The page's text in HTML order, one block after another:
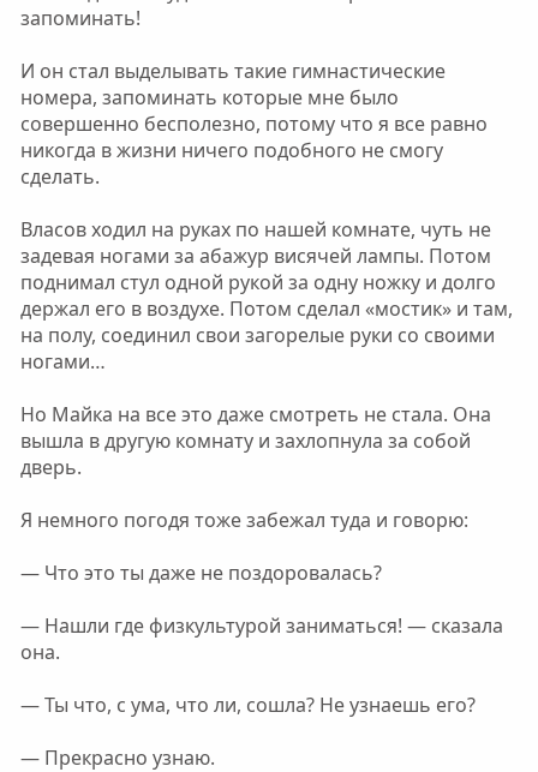
запоминать!
И он стал выделывать такие гимнастические
номера, запоминать которые мне было
совершенно бесполезно, потому что я все равно
никогда в жизни ничего подобного не смогу
сделать.
Власов ходил на руках по нашей комнате, чуть не
задевая ногами за абажур висячей лампы. Потом
поднимал стул одной рукой за одну ножку и долго
держал его в воздухе. Потом сделал «мостик» и там,
на полу, соединил свои загорелые руки со своими
ногами…
Но Майка на все это даже смотреть не стала. Она
вышла в другую комнату и захлопнула за собой
дверь.
Я немного погодя тоже забежал туда и говорю:
— Что это ты даже не поздоровалась?
— Нашли где физкультурой заниматься! — сказала
она.
— Ты что, с ума, что ли, сошла? Не узнаешь его?
— Прекрасно узнаю.